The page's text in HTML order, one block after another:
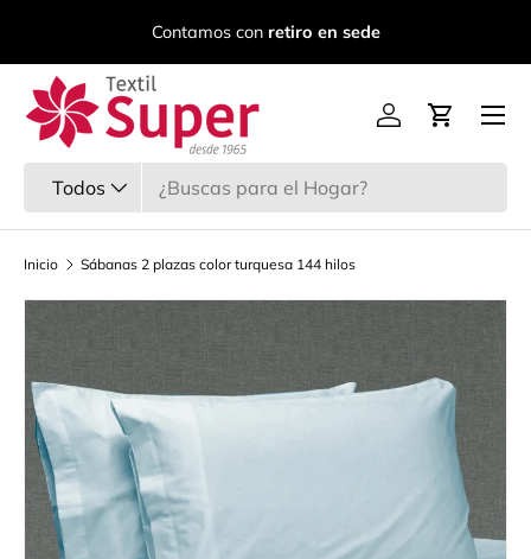
Ir al contenido
Contamos conretiro en sede
Todos
Iniciar sesión
Carrito
Menú
Inicio Sábanas 2 plazas color turquesa 144 hilos